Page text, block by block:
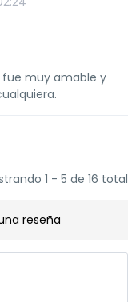
muy amable y
1 - 5 de 16 total
reseña